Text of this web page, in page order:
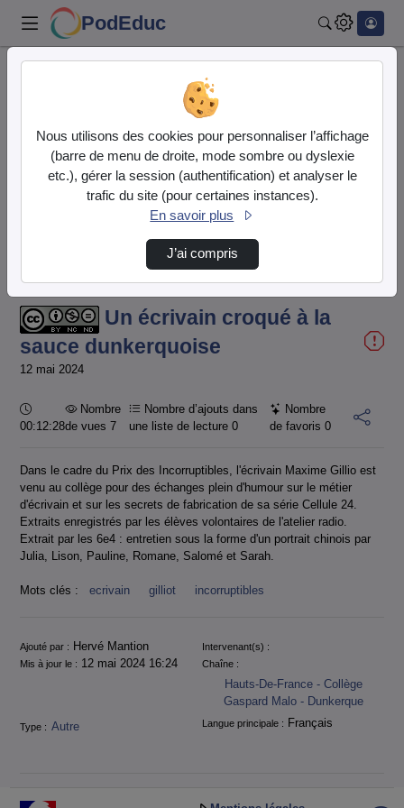
PodEduc
Un écrivain croqué à la sauce dunkerquoise
actuel
00:00:000 / Durée
12:28:933 Chargé
17.28%
dans
l'image
écran
Un écrivain croqué à la
sauce dunkerquoise
12 mai 2024
Durée :
00:12:28
Nombre
de vues 7
Nombre d’ajouts dans
une liste de lecture0
Nombre
de favoris 0
Dans le cadre du Prix des Incorruptibles, l'écrivain Maxime Gillio est
venu au collège pour des échanges plein d'humour sur le métier
d'écrivain et sur les secrets de fabrication de sa série Cellule 24.
Extraits enregistrés par les élèves volontaires de l'atelier radio.
Extrait par les 6e4 : entretien sous la forme d'un portrait chinois par
Julia, Lison, Pauline, Romane, Salomé et Sarah.
Mots clés : ecrivain gilliot incorruptibles
Informations
Ajouté par : Hervé Mantion
Intervenant(s) :
Mis à jour le : 12 mai 2024 16:24 Chaîne :
Hauts-De-France - Collège
Gaspard Malo - Dunkerque
Type : Autre Langue principale : Français
Nous utilisons des cookies pour personnaliser l’affichage
(barre de menu de droite, mode sombre ou dyslexie
etc.), gérer la session (authentification) et analyser le
trafic du site (pour certaines instances).
En savoir plus
J’ai compris